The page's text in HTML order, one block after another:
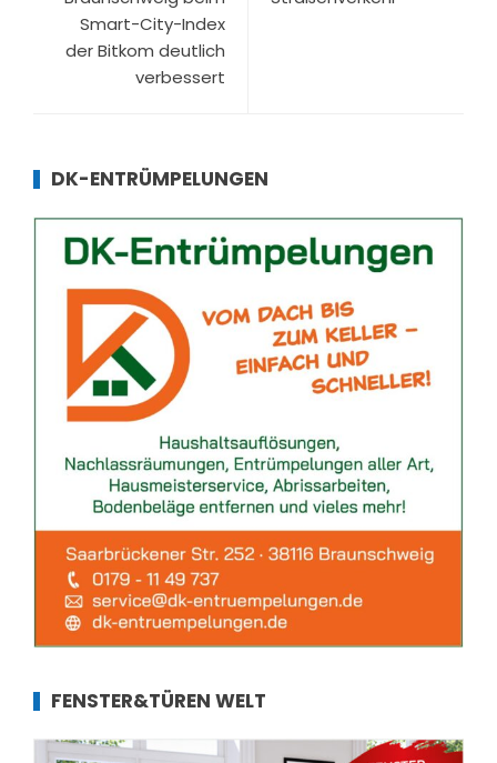
Smart-City-Index
der Bitkom deutlich
verbessert
DK-ENTRÜMPELUNGEN
FENSTER&TÜREN WELT